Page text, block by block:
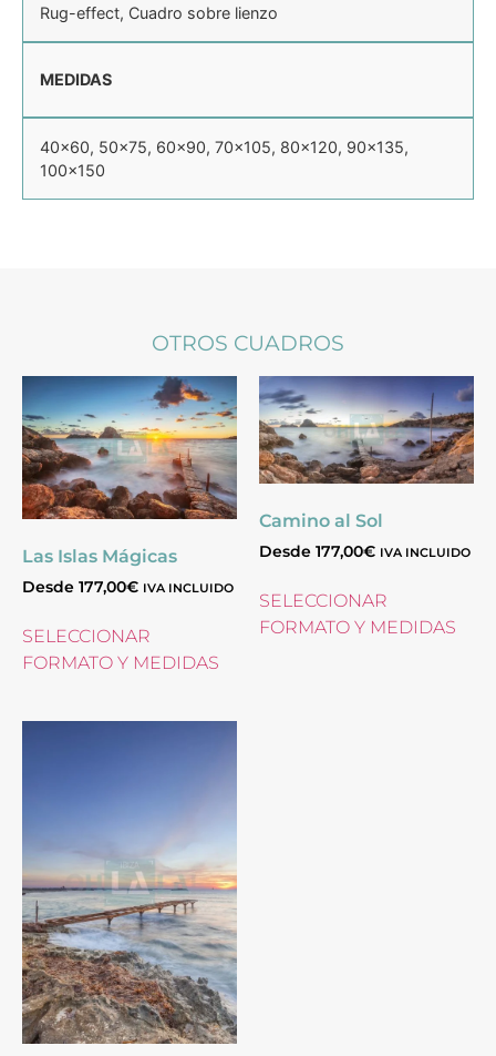
Rug-effect, Cuadro sobre lienzo
MEDIDAS
40×60, 50×75, 60×90, 70×105, 80×120, 90×135,
100×150
OTROS CUADROS
Las Islas Mágicas
Desde 177,00€ IVA INCLUIDO
SELECCIONAR
FORMATO Y MEDIDAS
Camino al Sol
Desde 177,00€ IVA INCLUIDO
SELECCIONAR
FORMATO Y MEDIDAS